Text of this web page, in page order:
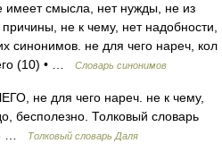
смысла, нет нужды, не из
не к чему, нет надобности,
синонимов. не для чего нареч, кол
(10) • …
Словарь синонимов
не для чего нареч. не к чему,
бесполезно. Толковый словарь
…
Толковый словарь Даля